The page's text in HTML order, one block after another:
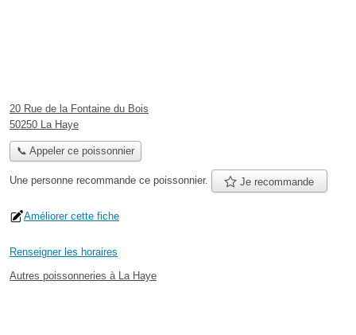
20 Rue de la Fontaine du Bois
50250 La Haye
📞 Appeler ce poissonnier
Une personne recommande ce poissonnier. Je recommande
Améliorer cette fiche
Renseigner les horaires
Autres poissonneries à La Haye